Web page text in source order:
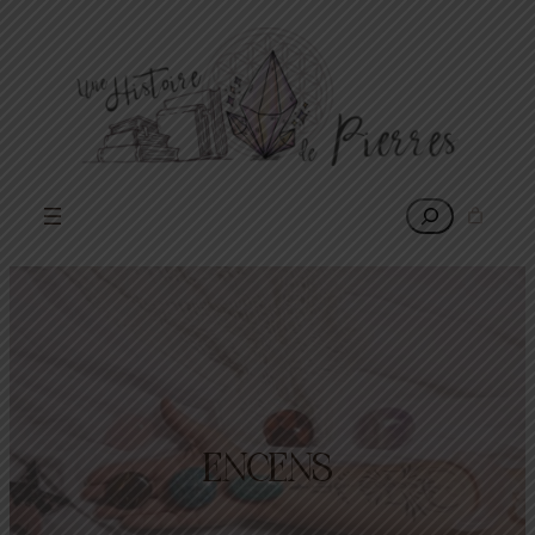
Rechercher
ENCENS